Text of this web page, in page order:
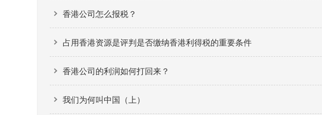
香港公司怎么报税？
占用香港资源是评判是否缴纳香港利得税的重要条件
香港公司的利润如何打回来？
我们为何叫中国（上）